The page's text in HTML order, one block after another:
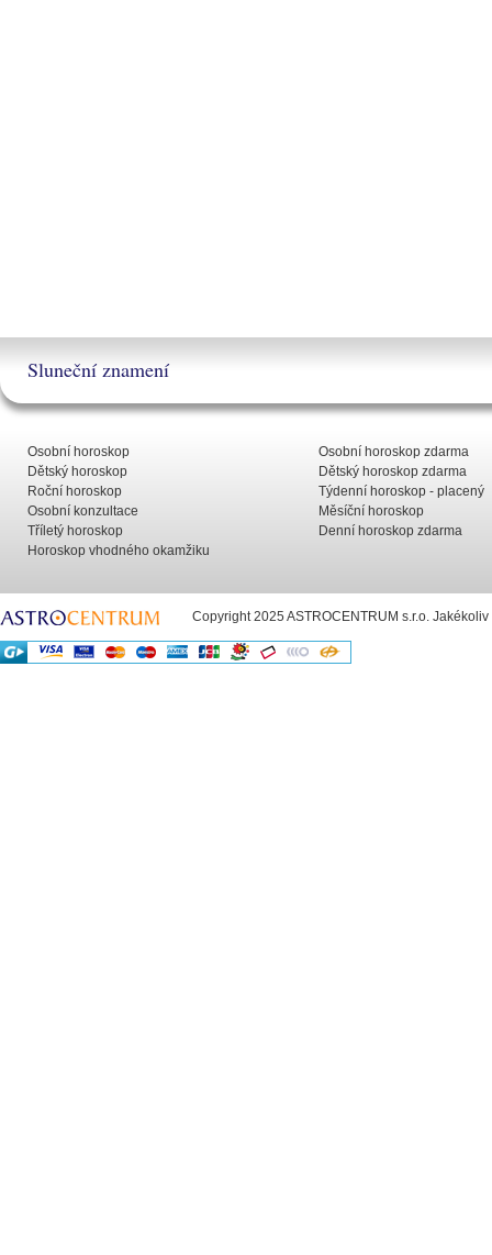
Sluneční znamení
Osobní horoskop
Dětský horoskop
Roční horoskop
Osobní konzultace
Tříletý horoskop
Horoskop vhodného okamžiku
Osobní horoskop zdarma
Dětský horoskop zdarma
Týdenní horoskop - placený
Měsíční horoskop
Denní horoskop zdarma
Copyright 2025 ASTROCENTRUM s.r.o.